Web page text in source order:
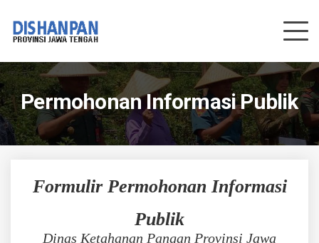
Permohonan Informasi Publik
Formulir Permohonan Informasi
Publik
Dinas Ketahanan Pangan Provinsi Jawa